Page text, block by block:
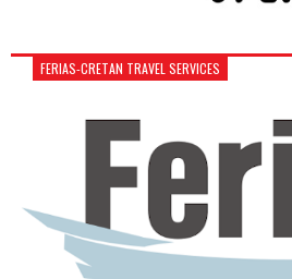
FERIAS-CRETAN TRAVEL SERVICES